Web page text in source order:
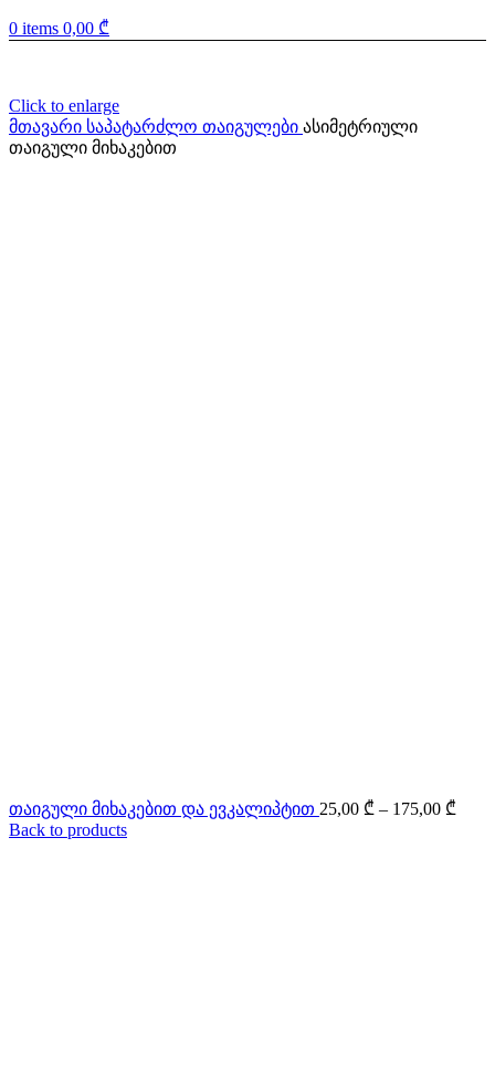
0 items 0,00 ₾
Click to enlarge
მთავარი საპატარძლო თაიგულები ასიმეტრიული
თაიგული მიხაკებით
თაიგული მიხაკებით და ევკალიპტით 25,00 ₾ – 175,00 ₾
Back to products